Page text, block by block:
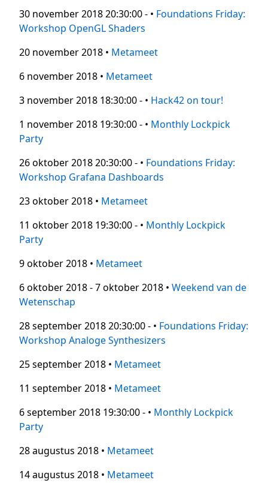
30 november 2018 20:30:00 - • Foundations Friday:
Workshop OpenGL Shaders
20 november 2018 • Metameet
6 november 2018 • Metameet
3 november 2018 18:30:00 - • Hack42 on tour!
1 november 2018 19:30:00 - • Monthly Lockpick
Party
26 oktober 2018 20:30:00 - • Foundations Friday:
Workshop Grafana Dashboards
23 oktober 2018 • Metameet
11 oktober 2018 19:30:00 - • Monthly Lockpick
Party
9 oktober 2018 • Metameet
6 oktober 2018 - 7 oktober 2018 • Weekend van de
Wetenschap
28 september 2018 20:30:00 - • Foundations Friday:
Workshop Analoge Synthesizers
25 september 2018 • Metameet
11 september 2018 • Metameet
6 september 2018 19:30:00 - • Monthly Lockpick
Party
28 augustus 2018 • Metameet
14 augustus 2018 • Metameet